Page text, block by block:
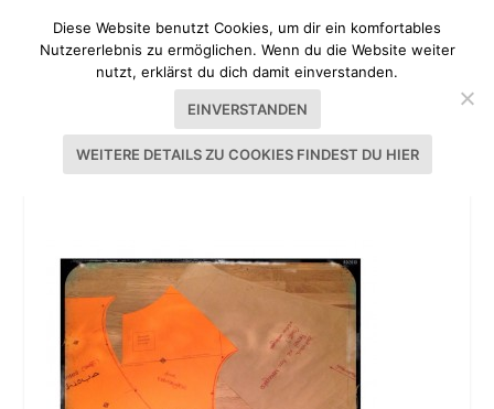
BETHIOUA-SCHNITT VON PULSINCHEN
Diese Website benutzt Cookies, um dir ein komfortables
Nutzererlebnis zu ermöglichen. Wenn du die Website weiter
nutzt, erklärst du dich damit einverstanden.
EINVERSTANDEN
WEITERE DETAILS ZU COOKIES FINDEST DU HIER